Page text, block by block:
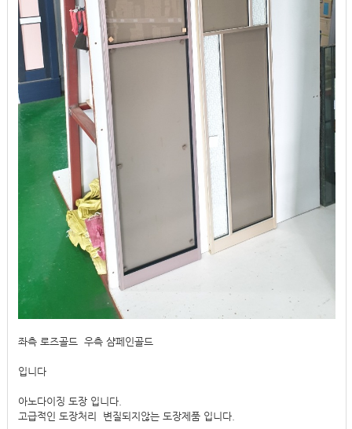
좌측 로즈골드 우측 샴페인골드
입니다
아노다이징 도장 입니다.
고급적인 도장처리 변질되지않는 도장제품 입니다.